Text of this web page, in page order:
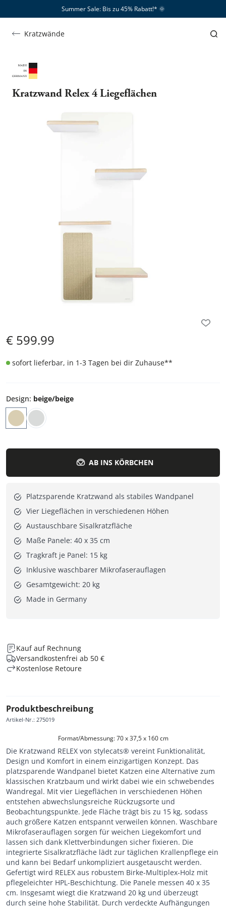
Summer Sale: Bis zu 45% Rabatt!*​ 🌞
Kratzwände
Kratzwand Relex 4 Liegeflächen
€ 599.99
sofort lieferbar, in 1-3 Tagen bei dir Zuhause**
Design: beige/beige
AB INS KÖRBCHEN
Platzsparende Kratzwand als stabiles Wandpanel
Vier Liegeflächen in verschiedenen Höhen
Austauschbare Sisalkratzfläche
Maße Panele: 40 x 35 cm
Tragkraft je Panel: 15 kg
Inklusive waschbarer Mikrofaserauflagen
Gesamtgewicht: 20 kg
Made in Germany
Kauf auf Rechnung
Versandkostenfrei ab 50 €
Kostenlose Retoure
Produktbeschreibung
Artikel-Nr.: 275019
Format/Abmessung: 70 x 37,5 x 160 cm
Die Kratzwand RELEX von stylecats® vereint Funktionalität,
Design und Komfort in einem einzigartigen Konzept. Das
platzsparende Wandpanel bietet Katzen eine Alternative zum
klassischen Kratzbaum und wirkt dabei wie ein schwebendes
Wandregal. Mit vier Liegeflächen in verschiedenen Höhen
entstehen abwechslungsreiche Rückzugsorte und
Beobachtungspunkte. Jede Fläche trägt bis zu 15 kg, sodass
auch größere Katzen entspannt verweilen können. Waschbare
Mikrofaserauflagen sorgen für weichen Liegekomfort und
lassen sich dank Klettverbindungen sicher fixieren. Die
integrierte Sisalkratzfläche lädt zur täglichen Krallenpflege ein
und kann bei Bedarf unkompliziert ausgetauscht werden.
Gefertigt wird RELEX aus robustem Birke-Multiplex-Holz mit
pflegeleichter HPL-Beschichtung. Die Panele messen 40 x 35
cm. Insgesamt wiegt die Kratzwand 20 kg und überzeugt
durch seine hohe Stabilität. Durch verdeckte Aufhängungen